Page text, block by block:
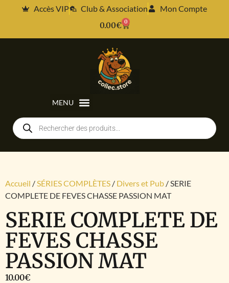
Accès VIP Club & Association
Mon Compte
0.00€ 0
Accueil /SÉRIES COMPLÈTES / Divers et Pub / SERIE
COMPLETE DE FEVES CHASSE PASSION MAT
SERIE COMPLETE DE
FEVES CHASSE
PASSION MAT
10.00€